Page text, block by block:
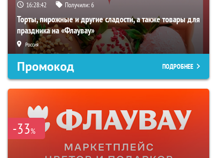
16:28:41 Получили:6
Торты, пирожные и другие сладости, а также товары для
праздника на «Флаувау»
Россия
Промокод ПОДРОБНЕЕ
-33%